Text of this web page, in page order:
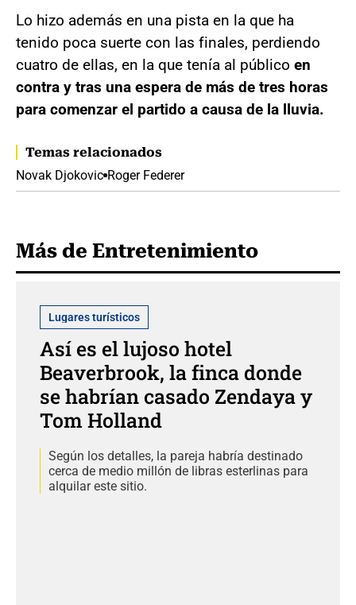
Lo hizo además en una pista en la que ha
tenido poca suerte con las finales, perdiendo
cuatro de ellas, en la que tenía al público en
contra y tras una espera de más de tres horas
para comenzar el partido a causa de la lluvia.
Temas relacionados
Novak Djokovic Roger Federer
Más de Entretenimiento
Lugares turísticos
Así es el lujoso hotel
Beaverbrook, la finca donde
se habrían casado Zendaya y
Tom Holland
Según los detalles, la pareja habría destinado
cerca de medio millón de libras esterlinas para
alquilar este sitio.